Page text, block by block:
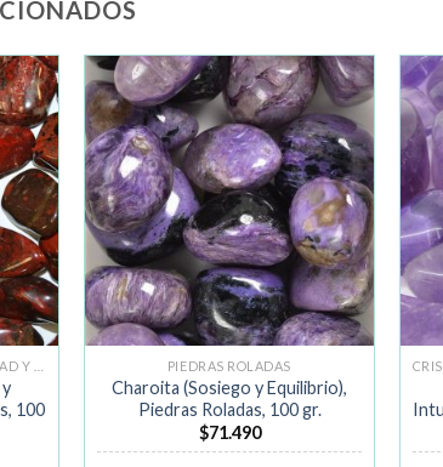
a la
de
100
Añadir
a la
lista de
deseos
PIEDRAS ROLADAS
Charoita (Sosiego y Equilibrio),
Piedras Roladas, 100 gr.
$71.490